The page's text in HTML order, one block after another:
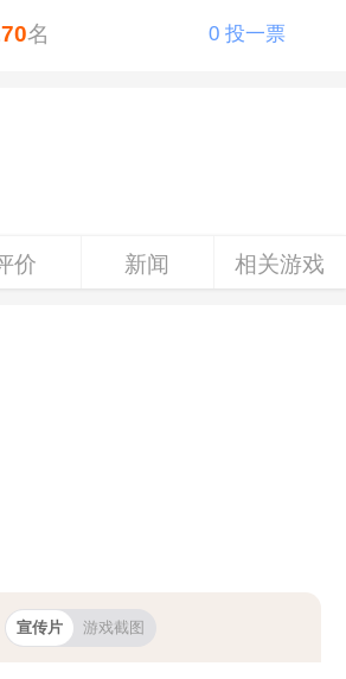
名 0 投一票
价 新闻 相关游戏
宣传片 游戏截图